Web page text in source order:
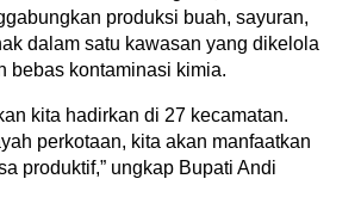
produksi buah, sayuran,
dalam satu kawasan yang dikelola
bebas kontaminasi kimia.
kita hadirkan di 27 kecamatan.
perkotaan, kita akan manfaatkan
produktif,” ungkap Bupati Andi